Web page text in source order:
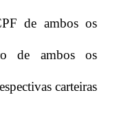
de ambos os
de ambos os
carteiras